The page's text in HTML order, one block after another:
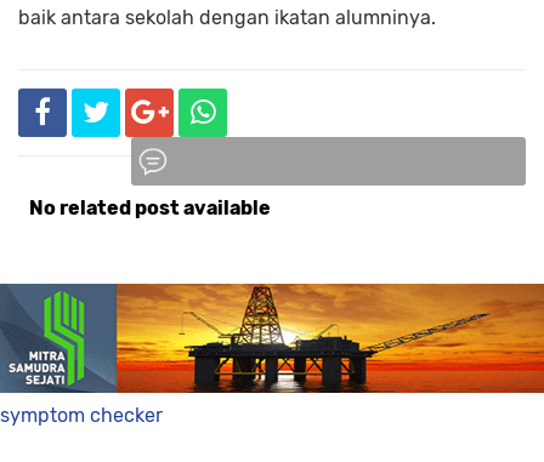
baik antara sekolah dengan ikatan alumninya.
No related post available
symptom checker